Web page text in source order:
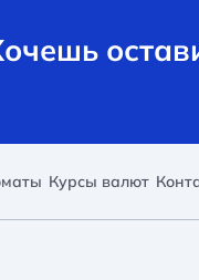
Курсы валют